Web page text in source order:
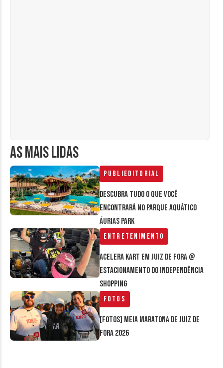
AS MAIS LIDAS
Publieditorial
Descubra tudo o que você
encontrará no parque aquático
Áurias Park
Entretenimento
Acelera Kart em Juiz de Fora @
estacionamento do Independência
Shopping
Fotos
[FOTOS] Meia Maratona de Juiz de
Fora 2026